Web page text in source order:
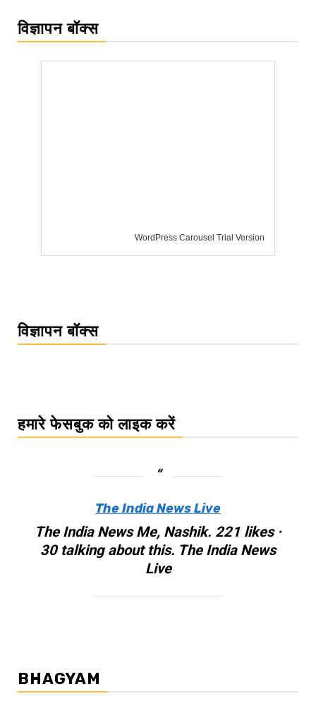
विज्ञापन बॉक्स
WordPress Carousel Trial Version
विज्ञापन बॉक्स
हमारे फेसबुक को लाइक करें
The India News Live
The India News Me, Nashik. 221 likes ·
30 talking about this. The India News
Live
BHAGYAM